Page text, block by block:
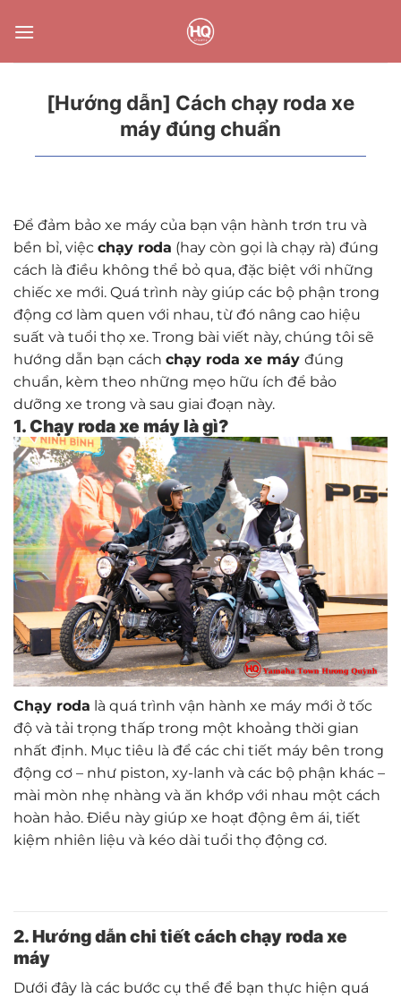
qua
[Hướng dẫn] Cách chạy roda xe
máy đúng chuẩn
Để đảm bảo xe máy của bạn vận hành trơn tru và
bền bỉ, việc chạy roda (hay còn gọi là chạy rà) đúng
cách là điều không thể bỏ qua, đặc biệt với những
chiếc xe mới. Quá trình này giúp các bộ phận trong
động cơ làm quen với nhau, từ đó nâng cao hiệu
suất và tuổi thọ xe. Trong bài viết này, chúng tôi sẽ
hướng dẫn bạn cách chạy roda xe máy đúng
chuẩn, kèm theo những mẹo hữu ích để bảo
dưỡng xe trong và sau giai đoạn này.
1. Chạy roda xe máy là gì?
Chạy roda là quá trình vận hành xe máy mới ở tốc
độ và tải trọng thấp trong một khoảng thời gian
nhất định. Mục tiêu là để các chi tiết máy bên trong
động cơ – như piston, xy-lanh và các bộ phận khác –
mài mòn nhẹ nhàng và ăn khớp với nhau một cách
hoàn hảo. Điều này giúp xe hoạt động êm ái, tiết
kiệm nhiên liệu và kéo dài tuổi thọ động cơ.
2. Hướng dẫn chi tiết cách chạy roda xe
máy
Dưới đây là các bước cụ thể để bạn thực hiện quá